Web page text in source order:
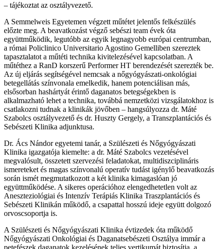
– tájékoztat az osztályvezető.
A Semmelweis Egyetemen végzett műtétet jelentős felkészülés
előzte meg. A beavatkozást végző sebészi team évek óta
együttműködik, legutóbb az egyik legnagyobb európai centrumban,
a római Policlinico Universitario Agostino Gemelliben szereztek
tapasztalatot a műtéti technika kivitelezésével kapcsolatban. A
műtéthez a RanD korszerű Performer HT berendezését szerezték be.
Az új eljárás segítségével nemcsak a nőgyógyászati-onkológiai
betegellátás színvonala emelkedik, hanem potenciálisan más,
elsősorban hashártyát érintő daganatos betegségekben is
alkalmazható lehet a technika, továbbá nemzetközi vizsgálatokhoz is
csatlakozni tudnak a klinikák jövőben – hangsúlyozza dr. Máté
Szabolcs osztályvezető és dr. Huszty Gergely, a Transzplantációs és
Sebészeti Klinika adjunktusa.
Dr. Ács Nándor egyetemi tanár, a Szülészeti és Nőgyógyászati
Klinika igazgatója kiemelte: a dr. Máté Szabolcs vezetésével
megvalósult, összetett szervezési feladatokat, multidiszciplináris
ismereteket és magas színvonalú operatív tudást igénylő beavatkozás
során ismét megmutatkozott a két klinika kimagaslóan jó
együttműködése. A sikeres operációhoz elengedhetetlen volt az
Aneszteziológiai és Intenzív Terápiás Klinika Traszplantációs és
Sebészeti Klinikán működő, a csapattal hosszú ideje együtt dolgozó
orvoscsoportja is.
A Szülészeti és Nőgyógyászati Klinika évtizedek óta működő
Nőgyógyászati Onkológiai és Daganatsebészeti Osztálya immár a
petefészek daganatok kezelésének teljes vertikumát biztosítja, a